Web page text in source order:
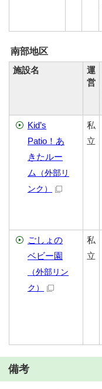
南部地区
施設名
運
営
Kid’s
Patio！あ
きたルー
ム
（外部リ
ンク）
私
立
ごしょの
ベビー園
（外部リン
ク）
私
立
備考